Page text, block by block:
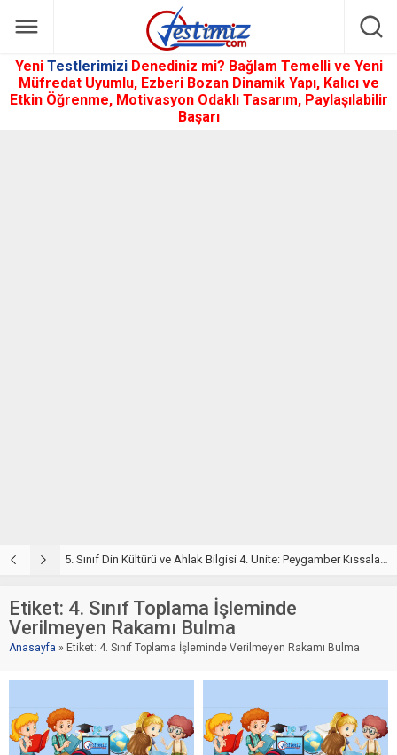
Yeni Testlerimizi Denediniz mi? Bağlam Temelli ve Yeni
Müfredat Uyumlu, Ezberi Bozan Dinamik Yapı, Kalıcı ve
Etkin Öğrenme, Motivasyon Odaklı Tasarım, Paylaşılabilir
Başarı
5. Sınıf Din Kültürü ve Ahlak Bilgisi 4. Ünite: Peygamber Kıssaları Çalışmaları
Etiket: 4. Sınıf Toplama İşleminde
Verilmeyen Rakamı Bulma
Anasayfa » Etiket: 4. Sınıf Toplama İşleminde Verilmeyen Rakamı Bulma